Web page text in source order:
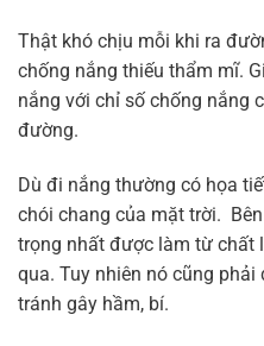
Thật khó chịu mỗi khi ra
chống nắng thiếu thẩm mĩ.
nắng với chỉ số chống nắng
đường.
Dù đi nắng thường có họa
chói chang của mặt trời.
trọng nhất được làm từ chất
qua. Tuy nhiên nó cũng
tránh gây hầm, bí.